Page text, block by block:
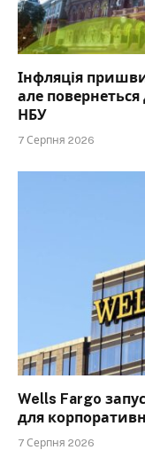
Інфляція
але
НБУ
7 Серпня 2026
Wells Fargo
для
7 Серпня 2026